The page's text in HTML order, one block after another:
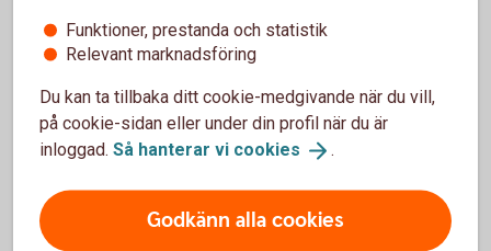
Om du har ett investeringsparkonto (ISK) behöver du inte
redovisa kapitalvinst eller kapitalförlust. Detta då dina
tillgångar på ISK schablonbeskattas.
Du kan räkna ut omkostnadsbelopp på två sätt, antingen
med hjälp av genomsnittsmetoden eller med hjälp av
schablonmetoden. Läs mer på Skatteverkets webbplats.
Räkna ut ditt omkostnadsbelopp
Funktioner, prestanda och statistik
Relevant marknadsföring
Du kan ta tillbaka ditt cookie-medgivande när du vill,
på cookie-sidan eller under din profil när du är
inloggad. Så hanterar vi cookies .
Godkänn alla cookies